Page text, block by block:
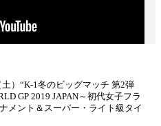
）“K-1冬のビッグマッチ 第2弾
GP 2019 JAPAN～初代女子フラ
メント＆スーパー・ライト級タイ